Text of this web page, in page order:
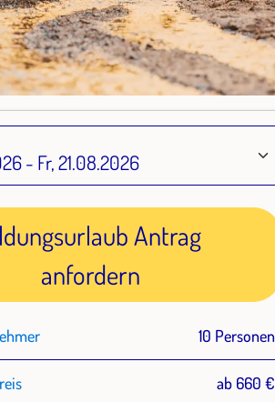
Antrag
anfordern
10 Personen
ab 660 €